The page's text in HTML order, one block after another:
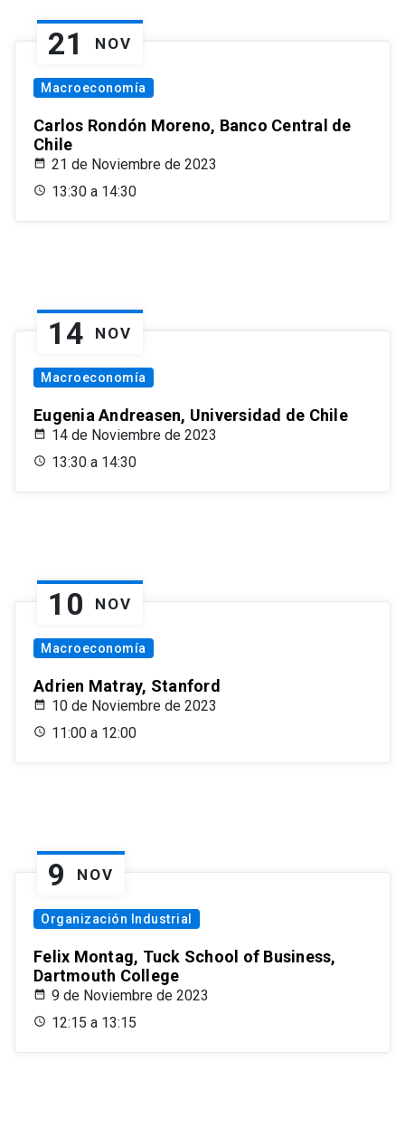
21 NOV
Macroeconomía
Carlos Rondón Moreno, Banco Central de
Chile
21 de Noviembre de 2023
13:30 a 14:30
14 NOV
Macroeconomía
Eugenia Andreasen, Universidad de Chile
14 de Noviembre de 2023
13:30 a 14:30
10 NOV
Macroeconomía
Adrien Matray, Stanford
10 de Noviembre de 2023
11:00 a 12:00
9 NOV
Organización Industrial
Felix Montag, Tuck School of Business,
Dartmouth College
9 de Noviembre de 2023
12:15 a 13:15